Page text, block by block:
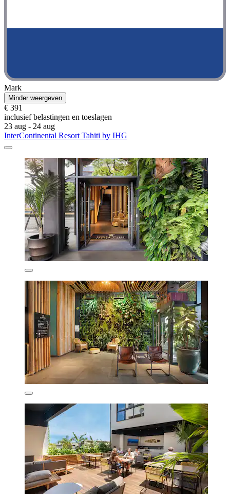
Mark
Minder weergeven
€ 391
inclusief belastingen en toeslagen
23 aug - 24 aug
InterContinental Resort Tahiti by IHG